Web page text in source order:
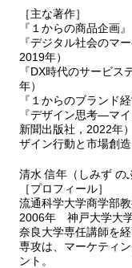
3 ブランド構築のコミ
4 ブランド構築の論理
5 おわりに
第14章 ブランド組織
1 はじめに
2 「コカ・コーラ」ス
3 ブランド組織のマネ
4 おわりに
第15章 社会責任のマ
1 はじめに
2 キリンCSV経営の挑
3 社会責任のマネジメ
4 おわりに
［主な著作］
『１からの商品企画
『デジタル社会のマ
2019年）
『DX時代のサービ
年）
『１からのブランド
『デザイン思考―マ
新聞出版社，2022年
ザイン行動と市場創
清水 信年（しみず の
［プロフィール］
流通科学大学商学部教
2006年 神戸大学大学
奈良大学専任講師を
専攻は、マーケティ
ント。